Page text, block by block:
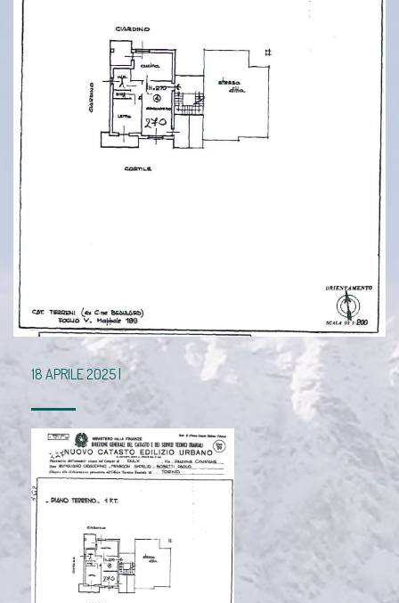
18 APRILE 2025 |